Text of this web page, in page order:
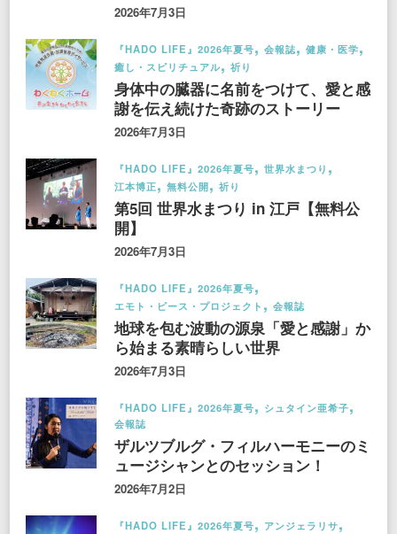
2026年7月3日
『HADO LIFE』2026年夏号 会報誌
健康・医学
癒し・スピリチュアル
祈り
身体中の臓器に名前をつけて、愛と感
謝を伝え続けた奇跡のストーリー
2026年7月3日
『HADO LIFE』2026年夏号
世界水まつり
江本博正
無料公開 祈り
第5回 世界水まつり in 江戸【無料公
開】
2026年7月3日
『HADO LIFE』2026年夏号
エモト・ピース・プロジェクト
会報誌
地球を包む波動の源泉「愛と感謝」か
ら始まる素晴らしい世界
2026年7月3日
『HADO LIFE』2026年夏号
シュタイン亜希子
会報誌
ザルツブルグ・フィルハーモニーのミ
ュージシャンとのセッション！
2026年7月2日
『HADO LIFE』2026年夏号
アンジェラリサ